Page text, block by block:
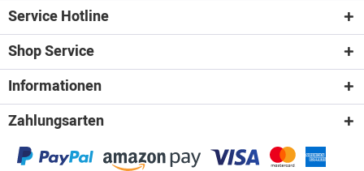
Service Hotline
Shop Service
Informationen
Zahlungsarten